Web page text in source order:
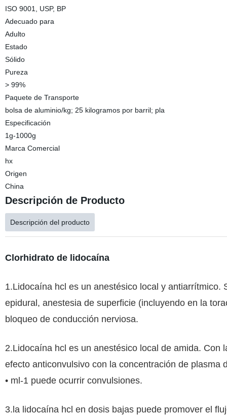
ISO 9001, USP, BP
Adecuado para
Adulto
Estado
Sólido
Pureza
> 99%
Paquete de Transporte
bolsa de aluminio/kg; 25 kilogramos por barril; pla
Especificación
1g-1000g
Marca Comercial
hx
Origen
China
Descripción de Producto
Descripción del producto
Clorhidrato de lidocaína
1.Lidocaína hcl es un anestésico local y
epidural, anestesia de superficie (incluyendo en la
bloqueo de conducción nerviosa.
2.Lidocaína hcl es un anestésico local de amida.
efecto anticonvulsivo con la concentración de
• ml-1 puede ocurrir convulsiones.
3.la lidocaína hcl en dosis bajas puede promover el